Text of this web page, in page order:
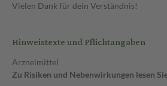
Vielen Dank für dein Verständnis!
Hinweistexte und Pflichtangaben
Arzneimittel
Zu Risiken und Nebenwirkungen lesen